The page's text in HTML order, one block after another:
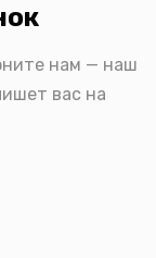
нам — наш
вас на